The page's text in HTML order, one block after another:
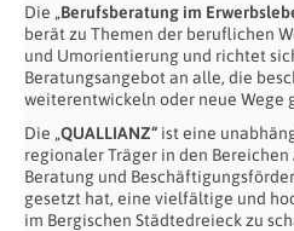
Die „Berufsberatung im
berät zu Themen der beruflichen
und Umorientierung und richtet
Beratungsangebot an alle, die
weiterentwickeln oder neue Wege
Die „QUALLIANZ“ ist eine
regionaler Träger in den
Beratung und
gesetzt hat, eine vielfältige und
im Bergischen Städtedreieck zu